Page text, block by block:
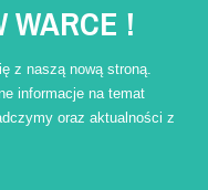
WARCE !
z naszą nową stroną.
informacje na temat
oraz aktualności z